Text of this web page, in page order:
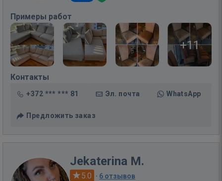
Примеры работ
+11
Контакты
+372 *** *** 81 Эл. почта WhatsApp
Предложить заказ
Jekaterina M.
5.0 · 6 отзывов